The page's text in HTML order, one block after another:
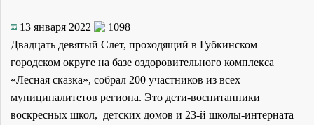
13 января 2022
1098
Двадцать девятый Слет, проходящий в Губкинском
городском округе на базе оздоровительного комплекса
«Лесная сказка», собрал 200 участников из всех
муниципалитетов региона. Это дети-воспитанники
воскресных школ, детских домов и 23-й школы-интерната